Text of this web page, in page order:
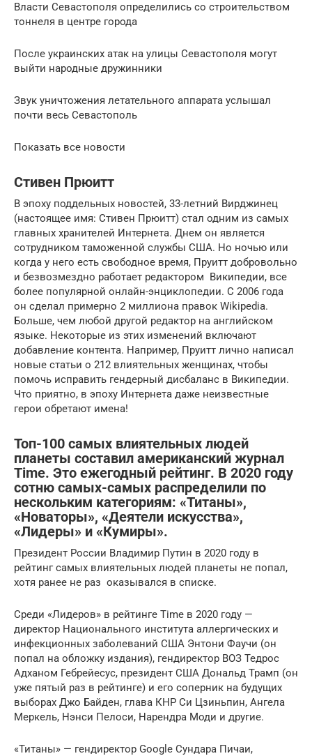
Власти Севастополя определились со строительством
тоннеля в центре города
После украинских атак на улицы Севастополя могут
выйти народные дружинники
Звук уничтожения летательного аппарата услышал
почти весь Севастополь
Показать все новости
Стивен Прюитт
В эпоху поддельных новостей, 33-летний Вирджинец
(настоящее имя: Стивен Прюитт) стал одним из самых
главных хранителей Интернета. Днем он является
сотрудником таможенной службы США. Но ночью или
когда у него есть свободное время, Пруитт добровольно
и безвозмездно работает редактором Википедии, все
более популярной онлайн-энциклопедии. С 2006 года
он сделал примерно 2 миллиона правок Wikipedia.
Больше, чем любой другой редактор на английском
языке. Некоторые из этих изменений включают
добавление контента. Например, Пруитт лично написал
новые статьи о 212 влиятельных женщинах, чтобы
помочь исправить гендерный дисбаланс в Википедии.
Что приятно, в эпоху Интернета даже неизвестные
герои обретают имена!
Топ-100 самых влиятельных людей
планеты составил американский журнал
Time. Это ежегодный рейтинг. В 2020 году
сотню самых-самых распределили по
нескольким категориям: «Титаны»,
«Новаторы», «Деятели искусства»,
«Лидеры» и «Кумиры».
Президент России Владимир Путин в 2020 году в
рейтинг самых влиятельных людей планеты не попал,
хотя ранее не раз оказывался в списке.
Среди «Лидеров» в рейтинге Time в 2020 году —
директор Национального института аллергических и
инфекционных заболеваний США Энтони Фаучи (он
попал на обложку издания), гендиректор ВОЗ Тедрос
Адханом Гебрейесус, президент США Дональд Трамп (он
уже пятый раз в рейтинге) и его соперник на будущих
выборах Джо Байден, глава КНР Си Цзиньпин, Ангела
Меркель, Нэнси Пелоси, Нарендра Моди и другие.
«Титаны» — гендиректор Google Сундара Пичаи,